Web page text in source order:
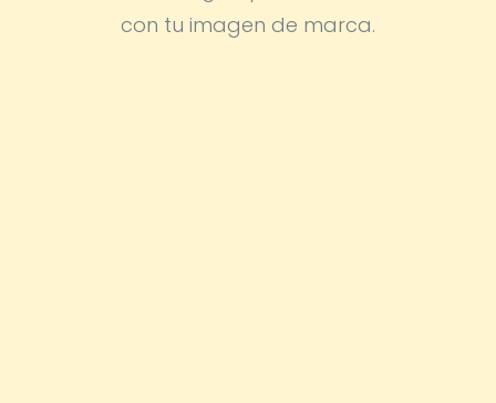
con tu imagen de marca.